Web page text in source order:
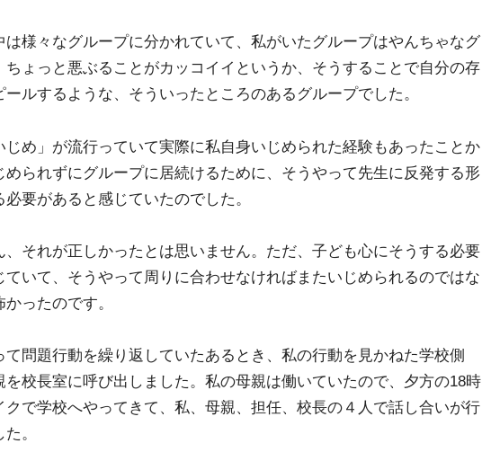
は様々なグループに分かれていて、私がいたグループはやんちゃなグ
ちょっと悪ぶることがカッコイイというか、そうすることで自分の存
ールするような、そういったところのあるグループでした。
じめ」が流行っていて実際に私自身いじめられた経験もあったことか
められずにグループに居続けるために、そうやって先生に反発する形
必要があると感じていたのでした。
、それが正しかったとは思いません。ただ、子ども心にそうする必要
ていて、そうやって周りに合わせなければまたいじめられるのではな
ったのです。
て問題行動を繰り返していたあるとき、私の行動を見かねた学校側
を校長室に呼び出しました。私の母親は働いていたので、夕方の18時
クで学校へやってきて、私、母親、担任、校長の４人で話し合いが行
。